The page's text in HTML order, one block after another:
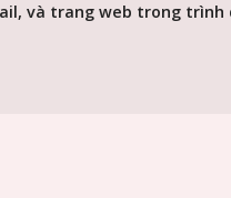
và trang web trong trình